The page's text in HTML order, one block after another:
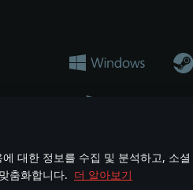
대한 정보를 수집 및 분석하고, 소셜
춤화합니다. 더 알아보기
을 묘사하는 것은 무기 개발 업체나
logos and brand names are the
이용 약관